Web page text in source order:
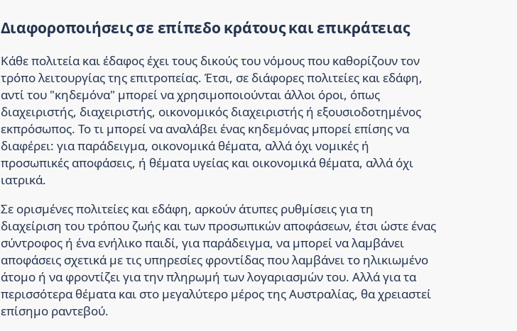
Διαφοροποιήσεις σε επίπεδο κράτους και επικράτειας
Κάθε πολιτεία και έδαφος έχει τους δικούς του νόμους που καθορίζουν τον
τρόπο λειτουργίας της επιτροπείας. Έτσι, σε διάφορες πολιτείες και εδάφη,
αντί του "κηδεμόνα" μπορεί να χρησιμοποιούνται άλλοι όροι, όπως
διαχειριστής, διαχειριστής, οικονομικός διαχειριστής ή εξουσιοδοτημένος
εκπρόσωπος. Το τι μπορεί να αναλάβει ένας κηδεμόνας μπορεί επίσης να
διαφέρει: για παράδειγμα, οικονομικά θέματα, αλλά όχι νομικές ή
προσωπικές αποφάσεις, ή θέματα υγείας και οικονομικά θέματα, αλλά όχι
ιατρικά.
Σε ορισμένες πολιτείες και εδάφη, αρκούν άτυπες ρυθμίσεις για τη
διαχείριση του τρόπου ζωής και των προσωπικών αποφάσεων, έτσι ώστε ένας
σύντροφος ή ένα ενήλικο παιδί, για παράδειγμα, να μπορεί να λαμβάνει
αποφάσεις σχετικά με τις υπηρεσίες φροντίδας που λαμβάνει το ηλικιωμένο
άτομο ή να φροντίζει για την πληρωμή των λογαριασμών του. Αλλά για τα
περισσότερα θέματα και στο μεγαλύτερο μέρος της Αυστραλίας, θα χρειαστεί
επίσημο ραντεβού.